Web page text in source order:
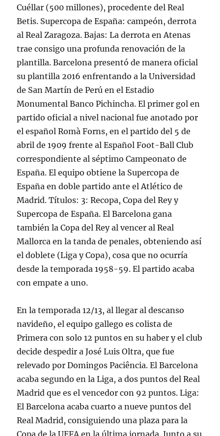
Cuéllar (500 millones), procedente del Real
Betis. Supercopa de España: campeón, derrota
al Real Zaragoza. Bajas: La derrota en Atenas
trae consigo una profunda renovación de la
plantilla. Barcelona presentó de manera oficial
su plantilla 2016 enfrentando a la Universidad
de San Martín de Perú en el Estadio
Monumental Banco Pichincha. El primer gol en
partido oficial a nivel nacional fue anotado por
el español Romà Forns, en el partido del 5 de
abril de 1909 frente al Español Foot-Ball Club
correspondiente al séptimo Campeonato de
España. El equipo obtiene la Supercopa de
España en doble partido ante el Atlético de
Madrid. Títulos: 3: Recopa, Copa del Rey y
Supercopa de España. El Barcelona gana
también la Copa del Rey al vencer al Real
Mallorca en la tanda de penales, obteniendo así
el doblete (Liga y Copa), cosa que no ocurría
desde la temporada 1958-59. El partido acaba
con empate a uno.
En la temporada 12/13, al llegar al descanso
navideño, el equipo gallego es colista de
Primera con solo 12 puntos en su haber y el club
decide despedir a José Luis Oltra, que fue
relevado por Domingos Paciência. El Barcelona
acaba segundo en la Liga, a dos puntos del Real
Madrid que es el vencedor con 92 puntos. Liga:
El Barcelona acaba cuarto a nueve puntos del
Real Madrid, consiguiendo una plaza para la
Copa de la UEFA en la última jornada. Junto a su